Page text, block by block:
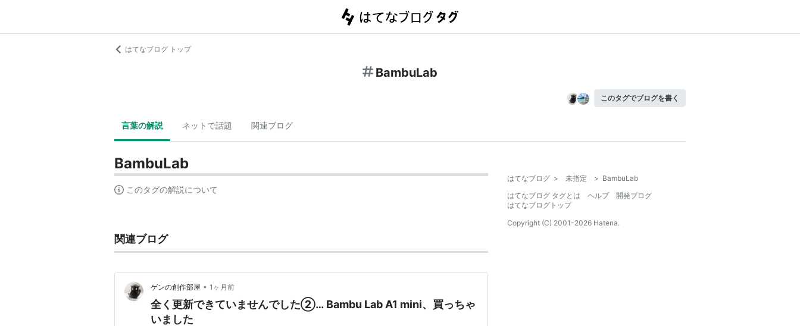
はてなブログ トップ
BambuLab
このタグでブログを書く
言葉の解説 ネットで話題 関連ブログ
BambuLab
このタグの解説について
関連ブログ
ゲンの創作部屋 • 1ヶ月前
全く更新できていませんでした②… Bambu Lab A1 mini、買っちゃ
いました
はてなブログ > 未指定 > BambuLab
はてなブログ タグとは
ヘルプ
開発ブログ
はてなブログトップ
Copyright (C) 2001-2026 Hatena.